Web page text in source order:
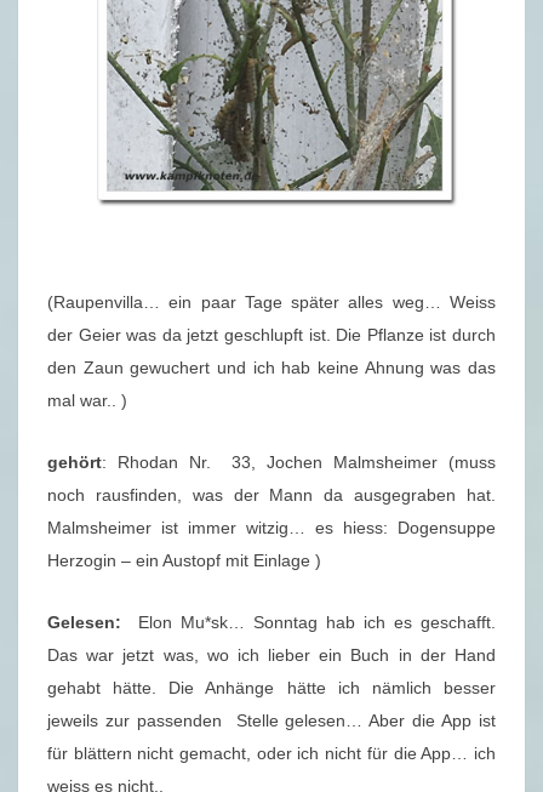
(Raupenvilla… ein paar Tage später alles weg… Weiss
der Geier was da jetzt geschlupft ist. Die Pflanze ist durch
den Zaun gewuchert und ich hab keine Ahnung was das
mal war.. )
gehört: Rhodan Nr. 33, Jochen Malmsheimer (muss
noch rausfinden, was der Mann da ausgegraben hat.
Malmsheimer ist immer witzig… es hiess: Dogensuppe
Herzogin – ein Austopf mit Einlage )
Gelesen:
Elon Mu*sk… Sonntag hab ich es geschafft.
Das war jetzt was, wo ich lieber ein Buch in der Hand
gehabt hätte. Die Anhänge hätte ich nämlich besser
jeweils zur passenden Stelle gelesen… Aber die App ist
für blättern nicht gemacht, oder ich nicht für die App… ich
weiss es nicht..